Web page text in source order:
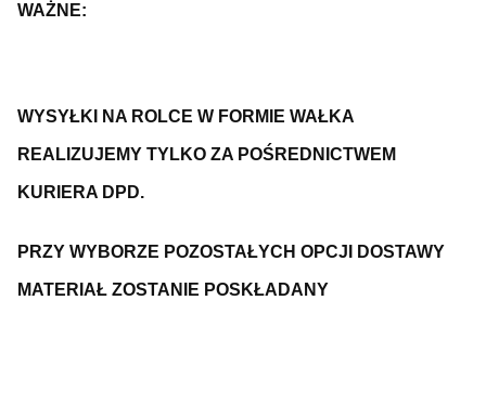
WAŻNE:
WYSYŁKI NA ROLCE W FORMIE WAŁKA
REALIZUJEMY TYLKO ZA POŚREDNICTWEM
KURIERA DPD.
PRZY WYBORZE POZOSTAŁYCH OPCJI DOSTAWY
MATERIAŁ ZOSTANIE POSKŁADANY